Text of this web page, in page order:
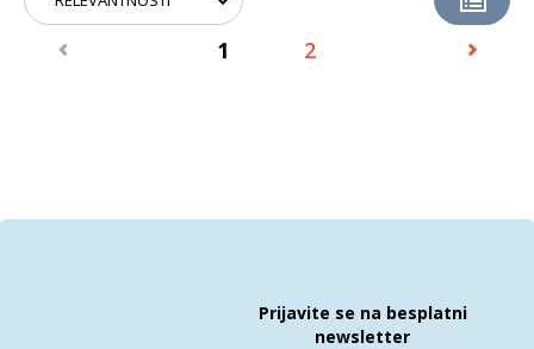
1 2
Prijavite se na besplatni
newsletter